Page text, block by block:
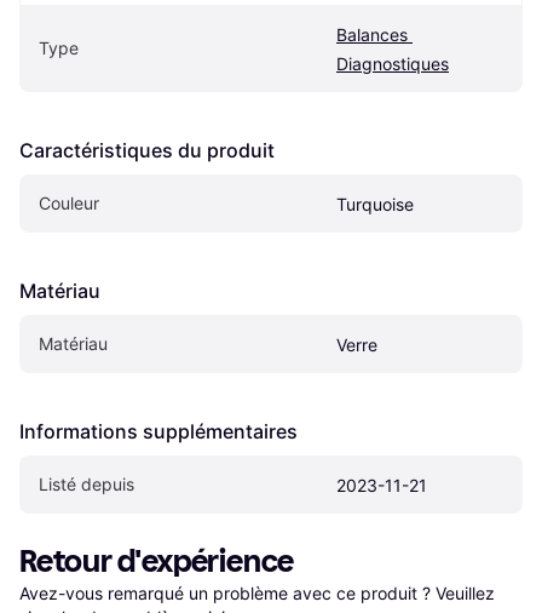
Type
Balances
Diagnostiques
Caractéristiques du produit
Couleur Turquoise
Matériau
Matériau Verre
Informations supplémentaires
Listé depuis 2023-11-21
Retour d'expérience
Avez-vous remarqué un problème avec ce produit ? Veuillez